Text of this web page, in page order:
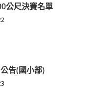
公尺決賽名單
告(國小部)